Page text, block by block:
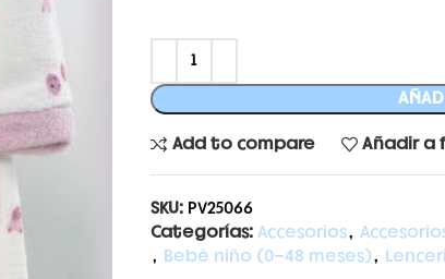
Add to compare Añadir a
SKU: PV25066
Categorías: Accesorios,
, Bebé niño (0-48 meses),